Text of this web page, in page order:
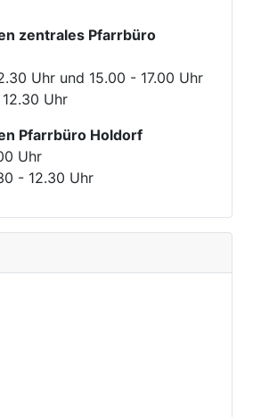
zentrales Pfarrbüro
Uhr und 15.00 - 17.00 Uhr
Uhr
Pfarrbüro Holdorf
Uhr
- 12.30 Uhr